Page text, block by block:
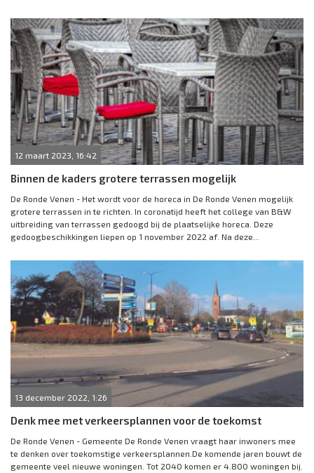
12 maart 2023, 16:42
Binnen de kaders grotere terrassen mogelijk
De Ronde Venen - Het wordt voor de horeca in De Ronde Venen mogelijk
grotere terrassen in te richten. In coronatijd heeft het college van B&W
uitbreiding van terrassen gedoogd bij de plaatselijke horeca. Deze
gedoogbeschikkingen liepen op 1 november 2022 af. Na deze...
13 december 2022, 1:26
Denk mee met verkeersplannen voor de toekomst
De Ronde Venen - Gemeente De Ronde Venen vraagt haar inwoners mee
te denken over toekomstige verkeersplannen.De komende jaren bouwt de
gemeente veel nieuwe woningen. Tot 2040 komen er 4.800 woningen bij.